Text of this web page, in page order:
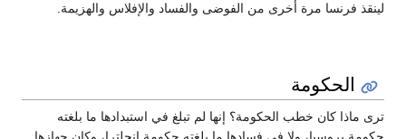
لينقذ فرنسا مرة أخرى من الفوضى والفساد والإفلاس والهزيمة.
الحكومة
ترى ماذا كان خطب الحكومة؟ إنها لم تبلغ في استبدادها ما بلغته